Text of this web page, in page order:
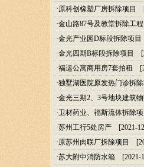
·原科创橡塑厂房拆除项目
·金山路87号及教堂拆除工程
·金光产业园D标段拆除项目
·金光四期B标段拆除项目
·福运公寓商用房7套拍租
·独墅湖医院原发热门诊拆
·金光三期2、3号地块建筑
·卫材药业、福斯流体拆除
·苏州工行5处房产 [2021-
·原苏州肉联厂拆除项目
·苏大附中消防水箱 [2021-